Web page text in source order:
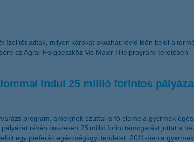
ízelítőt adtak, milyen károkat okozhat rövid időn belül a
az Agrár Forgóeszköz Vis Maior Hitelprogram
indul 25 millió forintos
program, amelynek ezúttal is fő eleme a gyermek-
révén összesen 25 millió forint támogatást juttat a
egy preferált egészségügyi területet: 2011-ben a